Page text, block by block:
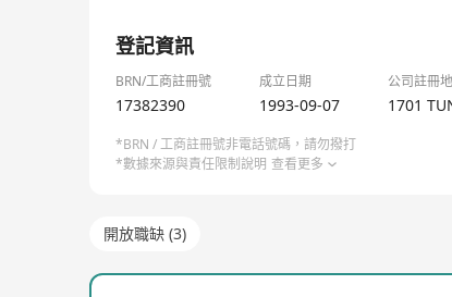
登記資訊
BRN/工商註冊號 成立日期 公司註冊
17382390 1993-09-07 1701
*BRN / 工商註冊號非電話號碼，請勿撥打
*數據來源與責任限制說明 查看更多
開放職缺 (3)